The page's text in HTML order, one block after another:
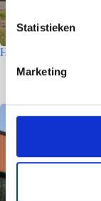
e
m
m
s
e
Statistieken
Marketing
Houtfabriek – Utrecht
7 juli 2026